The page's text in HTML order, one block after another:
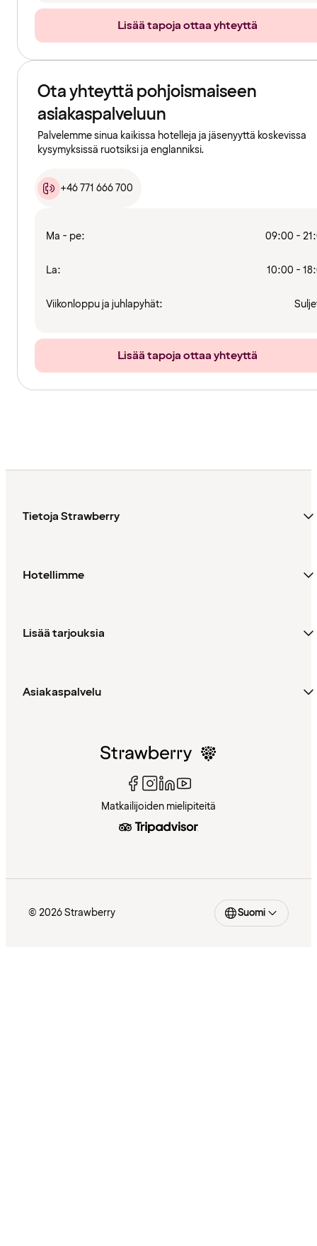
Lisää tapoja ottaa yhteyttä
Ota yhteyttä pohjoismaiseen
asiakaspalveluun
Palvelemme sinua kaikissa hotelleja ja jäsenyyttä koskevissa
kysymyksissä ruotsiksi ja englanniksi.
+46 771 666 700
Ma - pe: 09:00 -
La: 10:00 -
Viikonloppu ja juhlapyhät:
Lisää tapoja ottaa yhteyttä
Tietoja Strawberry
Hotellimme
Lisää tarjouksia
Asiakaspalvelu
Matkailijoiden mielipiteitä
© 2026 Strawberry Suomi